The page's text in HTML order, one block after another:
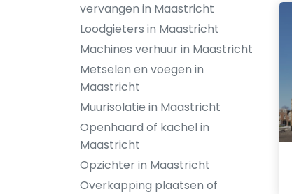
vervangen in Maastricht
Loodgieters in Maastricht
Machines verhuur in Maastricht
Metselen en voegen in
Maastricht
Muurisolatie in Maastricht
Openhaard of kachel in
Maastricht
Opzichter in Maastricht
Overkapping plaatsen of